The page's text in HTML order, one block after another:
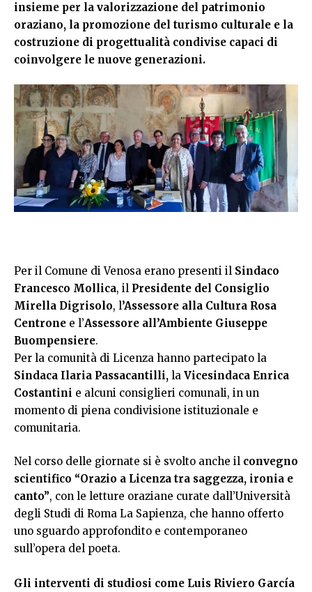
insieme per la valorizzazione del patrimonio
oraziano, la promozione del turismo culturale e la
costruzione di progettualità condivise capaci di
coinvolgere le nuove generazioni.
Per il Comune di Venosa erano presenti il Sindaco
Francesco Mollica, il Presidente del Consiglio
Mirella Digrisolo, l’Assessore alla Cultura Rosa
Centrone e l’Assessore all’Ambiente Giuseppe
Buompensiere.
Per la comunità di Licenza hanno partecipato la
Sindaca Ilaria Passacantilli, la Vicesindaca Enrica
Costantini e alcuni consiglieri comunali, in un
momento di piena condivisione istituzionale e
comunitaria.
Nel corso delle giornate si è svolto anche il convegno
scientifico “Orazio a Licenza tra saggezza, ironia e
canto”, con le letture oraziane curate dall’Università
degli Studi di Roma La Sapienza, che hanno offerto
uno sguardo approfondito e contemporaneo
sull’opera del poeta.
Gli interventi di studiosi come Luis Riviero García